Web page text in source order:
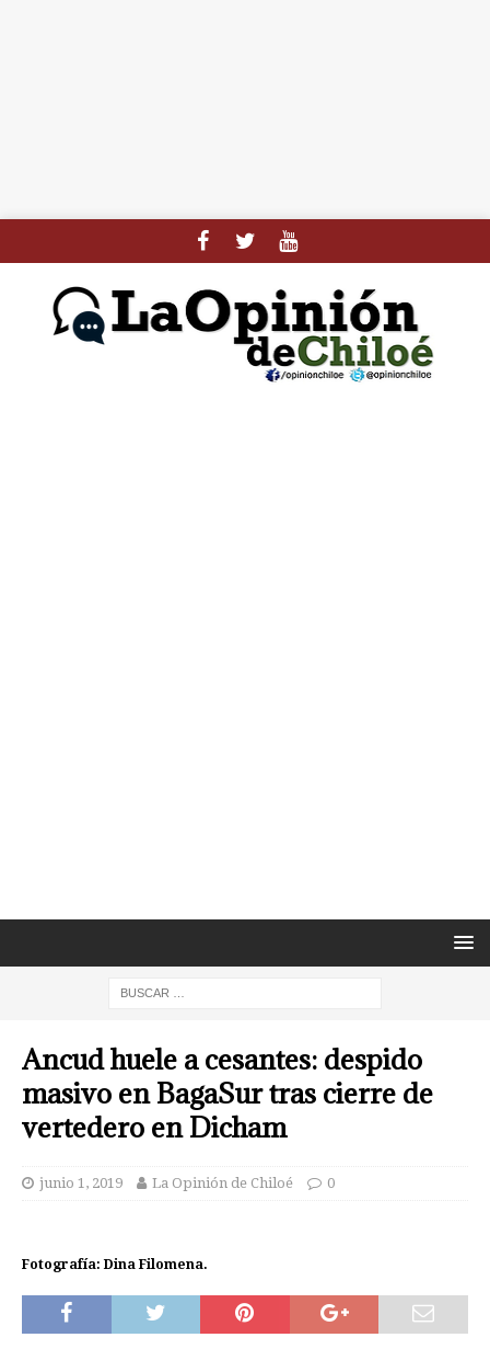
Ancud huele a cesantes: despido
masivo en BagaSur tras cierre de
vertedero en Dicham
junio 1, 2019 La Opinión de Chiloé 0
Fotografía: Dina Filomena.